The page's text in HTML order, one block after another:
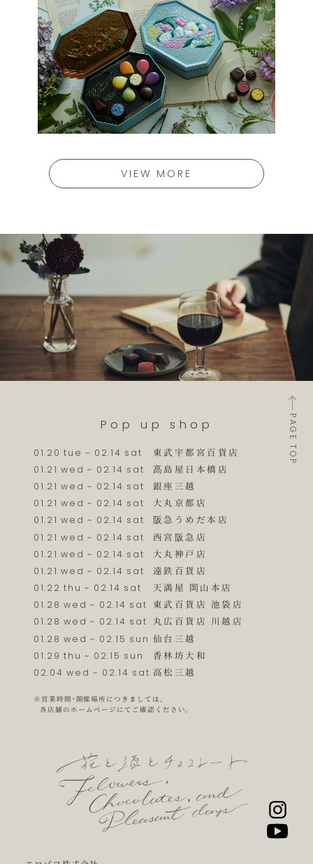
VIEW MORE
PAGE TOP
Pop up shop
01.20 tue ~ 02.14 sat 東武宇都宮百貨店
01.21 wed ~ 02.14 sat 髙島屋日本橋店
01.21 wed ~ 02.14 sat 銀座三越
01.21 wed ~ 02.14 sat 大丸京都店
01.21 wed ~ 02.14 sat 阪急うめだ本店
01.21 wed ~ 02.14 sat 西宮阪急店
01.21 wed ~ 02.14 sat 大丸神戸店
01.21 wed ~ 02.14 sat 遠鉄百貨店
01.22 thu ~ 02.14 sat 天満屋 岡山本店
01.28 wed ~ 02.14 sat 東武百貨店 池袋店
01.28 wed ~ 02.14 sat 丸広百貨店 川越店
01.28 wed ~ 02.15 sun 仙台三越
01.29 thu ~ 02.15 sun 香林坊大和
02.04 wed ~ 02.14 sat 高松三越
※営業時間・開催場所につきましては、
各店舗のホームページにてご確認ください。